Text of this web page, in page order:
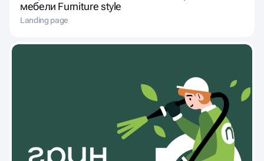
мебели Furniture style
Landing page